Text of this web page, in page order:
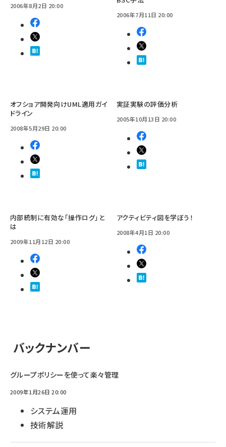
2006年8月2日 20:00
2006年7月11日 20:00
オフショア開発向けUML適用ガイ
ドライン
2008年5月29日 20:00
実証実験の評価分析
2005年10月13日 20:00
内部統制に有効な「操作ログ」と
は
2009年11月12日 20:00
アクティビティ図を学ぼう！
2008年4月1日 20:00
バックナンバー
グループポリシーを使って楽々管理
2009年1月26日 20:00
システム運用
技術解説